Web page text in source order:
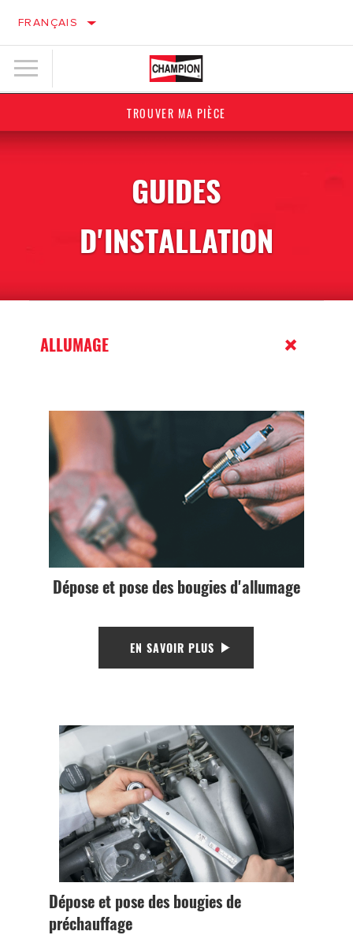
FRANÇAIS
TROUVER MA PIÈCE
GUIDES
D'INSTALLATION
ALLUMAGE
Dépose et pose des bougies d'allumage
EN SAVOIR PLUS
Dépose et pose des bougies de
préchauffage